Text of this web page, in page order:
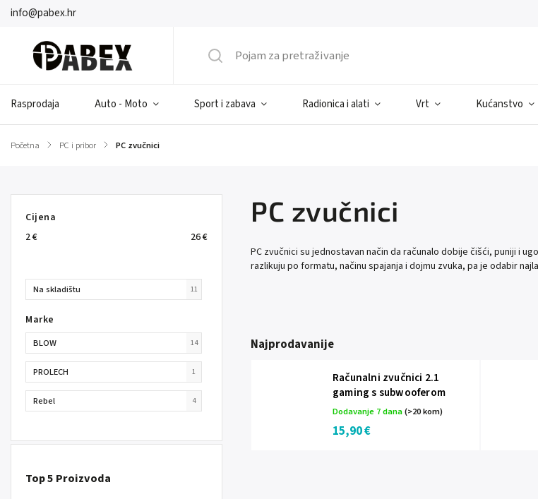
info@pabex.hr
Rasprodaja Auto - Moto Sport i zabava Radionica i alati Vrt Kućanstvo
Početna / PC i pribor / PC zvučnici
Cijena
2€ 26€
Na skladištu 11
Marke
BLOW 14
PROLECH 1
Rebel 4
Top 5 Proizvoda
PC zvučnici
PC zvučnici su jednostavan način da računalo dobije čišći, puniji i
razlikuju po formatu, načinu spajanja i dojmu zvuka, pa je odabir
Najprodavanije
Računalni zvučnici 2.1
gaming s subwooferom
Dodavanje 7 dana(>20 kom)
15,90 €